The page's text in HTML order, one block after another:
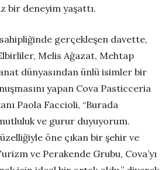
bir deneyim yaşattı.
gerçekleşen davette,
Melis Ağazat, Mehtap
dünyasından ünlü isimler bir
yapan Cova Pasticceria
Paola Faccioli, “Burada
ve gurur duyuyorum.
öne çıkan bir şehir ve
ve Perakende Grubu, Cova’yı